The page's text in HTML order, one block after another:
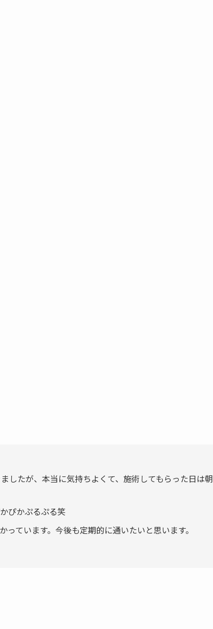
したが、本当に気持ちよくて、施術してもらった日は朝
ぴかぷるぷる笑
ています。今後も定期的に通いたいと思います。